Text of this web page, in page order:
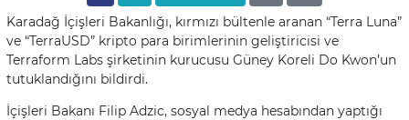
Karadağ İçişleri Bakanlığı, kırmızı bültenle aranan “Terra Luna”
ve “TerraUSD” kripto para birimlerinin geliştiricisi ve
Terraform Labs şirketinin kurucusu Güney Koreli Do Kwon’un
tutuklandığını bildirdi.
İçişleri Bakanı Filip Adzic, sosyal medya hesabından yaptığı